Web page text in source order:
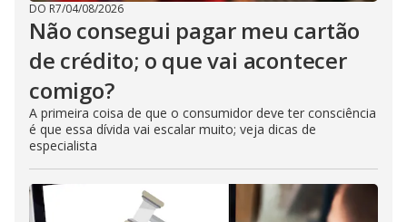
DO R7/04/08/2026
Não consegui pagar meu cartão
de crédito; o que vai acontecer
comigo?
A primeira coisa de que o consumidor deve ter consciência
é que essa dívida vai escalar muito; veja dicas de
especialista